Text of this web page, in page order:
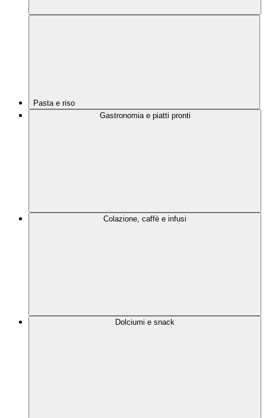
Pasta e riso
Gastronomia e piatti pronti
Colazione, caffè e infusi
Dolciumi e snack